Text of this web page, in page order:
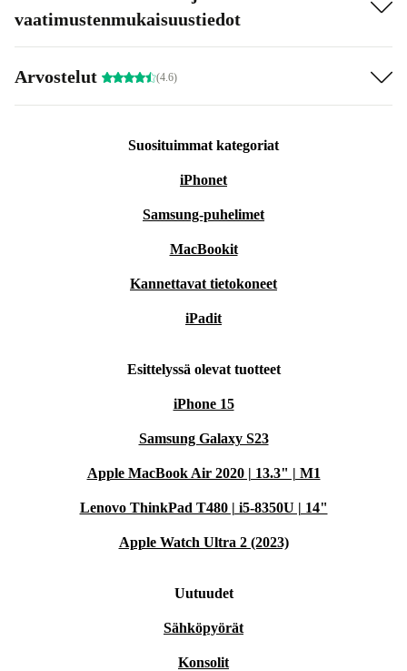
vaatimustenmukaisuustiedot
Arvostelut (4.6)
Suosituimmat kategoriat
iPhonet
Samsung-puhelimet
MacBookit
Kannettavat tietokoneet
iPadit
Esittelyssä olevat tuotteet
iPhone 15
Samsung Galaxy S23
Apple MacBook Air 2020 | 13.3" | M1
Lenovo ThinkPad T480 | i5-8350U | 14"
Apple Watch Ultra 2 (2023)
Uutuudet
Sähköpyörät
Konsolit